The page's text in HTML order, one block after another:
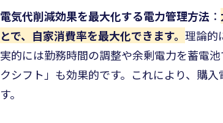
電気代削減効果を最大化する電力管理方法 ：
とで、自家消費率を最大化できます。 理論的
実的には勤務時間の調整や余剰電力を蓄電
クシフト」も効果的です。これにより、購
す。